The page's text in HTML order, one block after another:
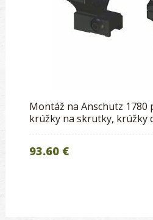
Montáž na Anschutz 1780
krúžky na skrutky, krúžky
93.60 €